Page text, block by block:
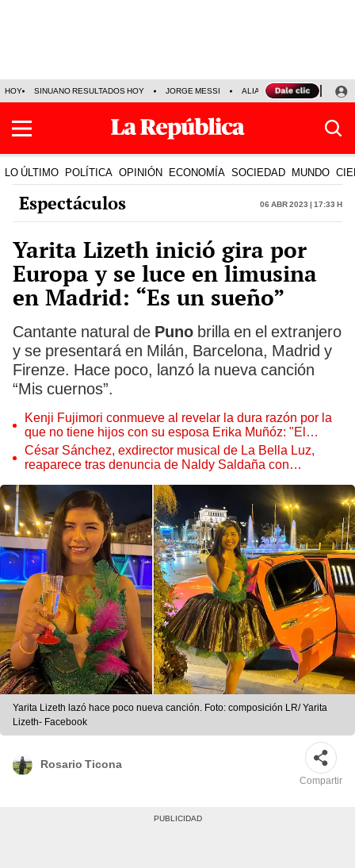
HOY SINUANO RESULTADOS HOY JORGE MESSI ALIANZA LIMA VS SPORT
LO ÚLTIMO POLÍTICA OPINIÓN ECONOMÍA SOCIEDAD MUNDO
Espectáculos 06 Abr 2023 | 17:33 h
Yarita Lizeth inició gira por
Europa y se luce en limusina
en Madrid: “Es un sueño”
Cantante natural de Puno brilla en el extranjero
y se presentará en Milán, Barcelona, Madrid y
Firenze. Hace poco, lanzó la nueva canción
“Mis cuernos”.
Kenji Fujimori conmueve al revelar la dura razón por la
que no tiene hijos con su esposa Erika Muñóz: "El
proceso judicial"
César Sánchez, exdirector musical de La Bella Luz,
reaparece tras denuncia de Naldy Saldaña con
Yarita Lizeth lazó hace poco nueva canción. Foto: composición LR/ Yarita
Lizeth- Facebook
Rosario Ticona
Compartir